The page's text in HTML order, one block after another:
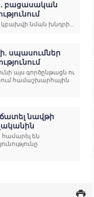
բացասական
նման խնդրի...
սպասումներ
այս գործընթացն ու
համաշխարհային
նավթի
համարել են